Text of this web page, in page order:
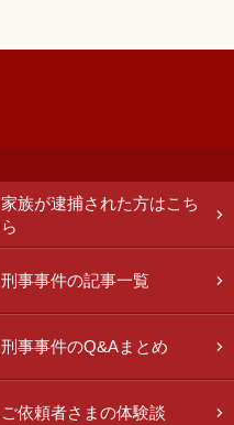
家族が逮捕された方はこち
ら
刑事事件の記事一覧
刑事事件のQ&Aまとめ
ご依頼者さまの体験談